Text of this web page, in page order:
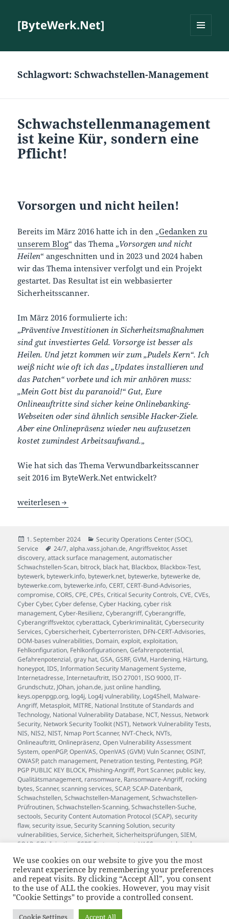
[ByteWerk.Net]
Schlagwort:Schwachstellen-Management
Schwachstellenmanagement
ist keine Kür, sondern eine
Pflicht!
Vorsorgen und nicht heilen!
Bereits im März 2016 hatte ich in den „Gedanken zu
unserem Blog“ das Thema „Vorsorgen und nicht
Heilen“ angeschnitten und in 2023 und 2024 haben
wir das Thema intensiver verfolgt und ein Projekt
gestartet. Das Resultat ist ein webbasierter
Sicherheitsscanner.
Im März 2016 formulierte ich:
„Präventive Investitionen in Sicherheitsmaßnahmen
sind gut investiertes Geld. Vorsorge ist besser als
Heilen. Und jetzt kommen wir zum „Pudels Kern“. Ich
weiß nicht wie oft ich das „Updates installieren und
das Patchen“ vorbete und ich mir anhören muss:
„Mein Gott bist du paranoid!“ Gut, Eure
Onlineauftritte sind sicher keine Onlinebanking-
Webseiten oder sind ähnlich sensible Hacker-Ziele.
Aber eine Onlinepräsenz wieder neu aufzusetzen
kostet zumindest Arbeitsaufwand.„
Wie hat sich das Thema Verwundbarkeitsscanner
seit 2016 im ByteWerk.Net entwickelt?
Schwachstellenmanagement ist keine Kür, sondern eine
weiterlesen
Veröffentlicht
am
1. September 2024 Kategorien
Security Operations Center (SOC),
Service
Schlagwörter
24/7,alpha.vass.johan.de,Angriffsvektor,Asset
discovery,attack surface management,automatischer
Schwachstellen-Scan, bitrock, black hat, Blackbox, Blackbox-Test,
bytewerk, bytewerk.info, bytewerk.net, bytewerke, bytewerke de,
bytewerke.com, bytewerke.info,CERT,CERT-Bund-Advisories,
compromise,CORS,CPE,CPEs,Critical Security Controls,CVE,CVEs,
Cyber Cyber,Cyber defense,Cyber Hacking,cyber risk
management,Cyber-Resilienz,Cyberangriff,Cyberangriffe,
Cyberangriffsvektor,cyberattack,Cyberkriminalität,Cybersecurity
Services,Cybersicherheit,Cyberterroristen, DFN-CERT-Advisories,
DOM-bases vulnerabilities, Domain,exploit,exploitation,
Fehlkonfiguration, Fehlkonfigurationen,Gefahrenpotential,
Gefahrenpotenzial,gray hat,GSA,GSRF,GVM, Hardening, Härtung,
honeypot,IDS,Information Security Management Systeme,
Internetadresse,Internetauftritt,ISO 27001,ISO 9000,IT-
Grundschutz, JOhan, johan.de, just online handling,
keys.openpgp.org, log4j, Log4J vulnerability, Log4Shell, Malware-
Angriff, Metasploit, MITRE, National Institute of Standards and
Technology, National Vulnerability Database, NCT, Nessus, Network
Security, Network Security Toolkit (NST), Network Vulnerability Tests,
NIS, NIS2, NIST, Nmap Port Scanner, NVT-Check, NVTs,
Onlineauftritt,Onlinepräsenz,Open Vulnerability Assessment
System,openPGP,OpenVAS,OpenVAS (GVM) Vuln Scanner,OSINT,
OWASP, patch management, Penetration testing, Pentesting, PGP,
PGP PUBLIC KEY BLOCK, Phishing-Angriff, Port Scanner, public key,
Qualitätsmanagement, ransomware, Ransomware-Angriff, rocking
bytes,Scanner,scanning services,SCAP,SCAP-Datenbank,
Schwachstellen,Schwachstellen-Management,Schwachstellen-
Prüfroutinen,Schwachstellen-Scanning,Schwachstellen-Suche,
sectools,Security Content Automation Protocol (SCAP),security
flaw,security issue,Security Scanning Solution,security
vulnerabilities,Service,Sicherheit,Sicherheitsprüfungen,SIEM,
SOAR,SQL-Injection,SSRF,Status,stuxnet,VASS,vass.johan.de,
Vulnerability Assessment Scanner Service ,vulnerability scan,
vulnerability scanning,Wartung,Webanwendung,WebSockets,
white hat,Whitebox, Whitebox-Test,XSS,zero-day exploit
supported by bytewerk.netand JOhan™
JOhan™ ist eine beim Deutschen Patent- und Markenamt
We use cookies on our website to give you the most
relevant experience by remembering your preferences
and repeat visits. By clicking “Accept All”, you consent
to the use of ALL the cookies. However, you may visit
"Cookie Settings" to provide a controlled consent.
Cookie Settings Accept All